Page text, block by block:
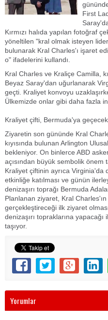
First
Kırmızı halıda yapılan fotoğraf
yöneltilen "kral olmak isteyen
bulunarak Kral Charles'ı işaret
o" ifadelerini kullandı.
Kral Charles ve Kraliçe Camilla,
Beyaz Saray'dan uğurlanarak
geçti. Kraliyet konvoyu
Ülkemizde onlar gibi daha fazla
Kraliyet çifti, Bermuda'ya geçecek
Ziyaretin son gününde Kral
kıyısında bulunan Arlington
bekleniyor. On binlerce ABD
açısından büyük sembolik önem
Kraliyet çiftinin ayrıca Virginia'da
etkinliğe katılması ve günün
denizaşırı toprağı Bermuda
Planlanan ziyaret, Kral
gerçekleştireceği ilk ziyaret
denizaşırı topraklarına
taşıyor.
Yorumlar